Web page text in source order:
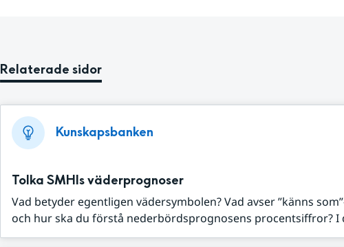
Relaterade sidor
Kunskapsbanken
Tolka SMHIs väderprognoser
Vad betyder egentligen vädersymbolen? Vad avser ”känns
och hur ska du förstå nederbördsprognosens procentsiffror? I